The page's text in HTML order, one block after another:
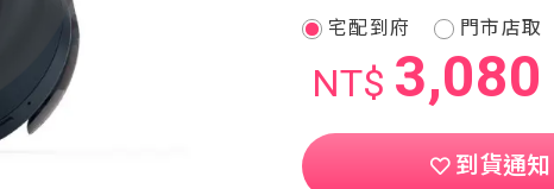
宅配到府 門市店取
NT$ 3,080
到貨通知